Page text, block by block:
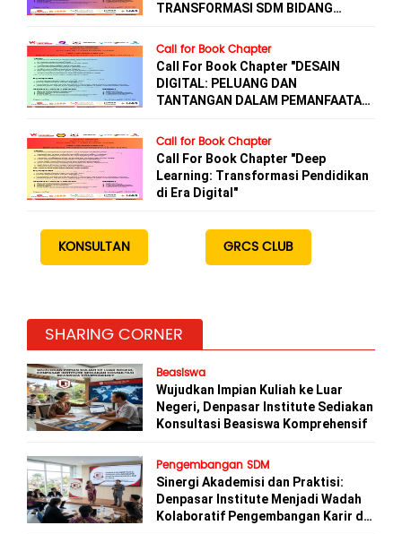
TRANSFORMASI SDM BIDANG
Call for Book Chapter
Call For Book Chapter "DESAIN
DIGITAL: PELUANG DAN
TANTANGAN DALAM PEMANFAATAN
Call for Book Chapter
Call For Book Chapter "Deep
Learning: Transformasi Pendidikan
di Era Digital"
KONSULTAN GRCS CLUB
SHARING CORNER
Beasiswa
Wujudkan Impian Kuliah ke Luar
Negeri, Denpasar Institute Sediakan
Konsultasi Beasiswa Komprehensif
Pengembangan SDM
Sinergi Akademisi dan Praktisi:
Denpasar Institute Menjadi Wadah
Kolaboratif Pengembangan Karir di